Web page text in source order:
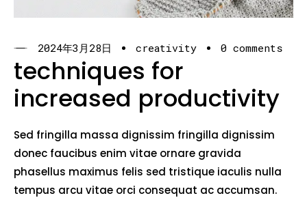
2024年3月28日 creativity 0 comments
techniques for
increased productivity
Sed fringilla massa dignissim fringilla dignissim
donec faucibus enim vitae ornare gravida
phasellus maximus felis sed tristique iaculis nulla
tempus arcu vitae orci consequat ac accumsan.